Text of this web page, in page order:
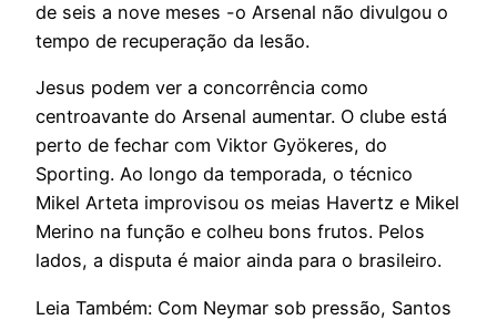
de seis a nove meses -o Arsenal não divulgou o
tempo de recuperação da lesão.
Jesus podem ver a concorrência como
centroavante do Arsenal aumentar. O clube está
perto de fechar com Viktor Gyökeres, do
Sporting. Ao longo da temporada, o técnico
Mikel Arteta improvisou os meias Havertz e Mikel
Merino na função e colheu bons frutos. Pelos
lados, a disputa é maior ainda para o brasileiro.
Leia Também: Com Neymar sob pressão, Santos